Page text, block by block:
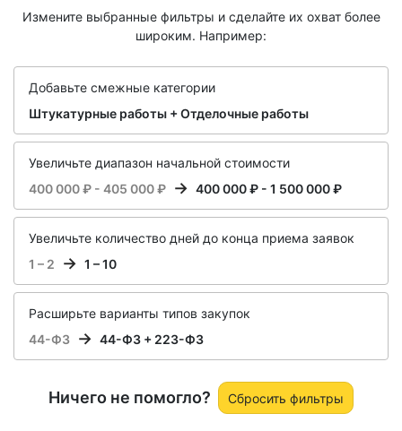
Измените выбранные фильтры и сделайте их охват более
широким. Например:
Добавьте смежные категории
Штукатурные работы + Отделочные работы
Увеличьте диапазон начальной стоимости
400 000 ₽ - 405 000 ₽
400 000 ₽ - 1 500 000 ₽
Увеличьте количество дней до конца приема заявок
1 – 2
1 – 10
Расширьте варианты типов закупок
44-ФЗ
44-ФЗ + 223-ФЗ
Ничего не помогло? Сбросить фильтры